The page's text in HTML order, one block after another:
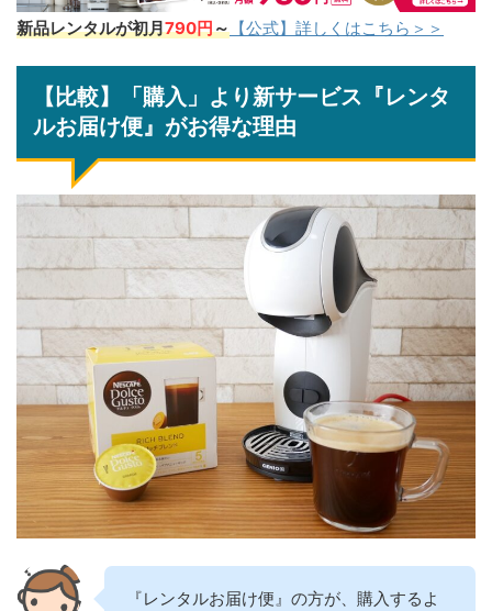
新品レンタルが初月790円～ 【公式】詳しくはこちら＞＞
【比較】「購入」より新サービス『レンタ
ルお届け便』がお得な理由
『レンタルお届け便』の方が、購入するよ